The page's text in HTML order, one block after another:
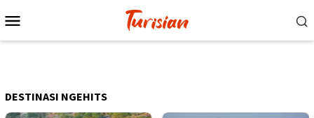
ke
Mobile
DESTINASI NGEHITS